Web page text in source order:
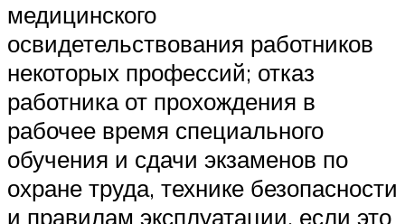
медицинского
освидетельствования работников
некоторых профессий; отказ
работника от прохождения в
рабочее время специального
обучения и сдачи экзаменов по
охране труда, технике безопасности
и правилам эксплуатации, если это